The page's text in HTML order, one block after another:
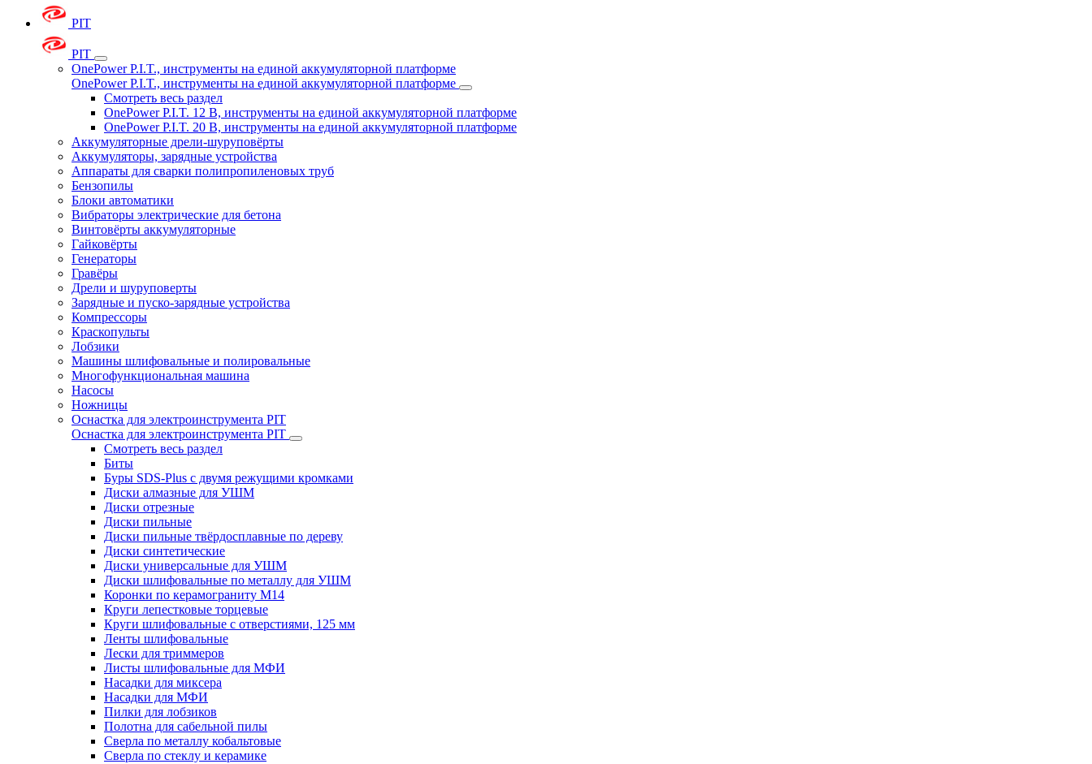
PIT
PIT
OnePower P.I.T., инструменты на единой аккумуляторной платформе
OnePower P.I.T., инструменты на единой аккумуляторной платформе
Смотреть весь раздел
OnePower P.I.T. 12 В, инструменты на единой аккумуляторной платформе
OnePower P.I.T. 20 В, инструменты на единой аккумуляторной платформе
Аккумуляторные дрели-шуруповёрты
Аккумуляторы, зарядные устройства
Аппараты для сварки полипропиленовых труб
Бензопилы
Блоки автоматики
Вибраторы электрические для бетона
Винтовёрты аккумуляторные
Гайковёрты
Генераторы
Гравёры
Дрели и шуруповерты
Зарядные и пуско-зарядные устройства
Компрессоры
Краскопульты
Лобзики
Машины шлифовальные и полировальные
Многофункциональная машина
Насосы
Ножницы
Оснастка для электроинструмента PIT
Оснастка для электроинструмента PIT
Смотреть весь раздел
Биты
Буры SDS-Plus c двумя режущими кромками
Диски алмазные для УШМ
Диски отрезные
Диски пильные
Диски пильные твёрдосплавные по дереву
Диски синтетические
Диски универсальные для УШМ
Диски шлифовальные по металлу для УШМ
Коронки по керамограниту M14
Круги лепестковые торцевые
Круги шлифовальные с отверстиями, 125 мм
Ленты шлифовальные
Лески для триммеров
Листы шлифовальные для МФИ
Насадки для миксера
Насадки для МФИ
Пилки для лобзиков
Полотна для сабельной пилы
Сверла по металлу кобальтовые
Сверла по стеклу и керамике